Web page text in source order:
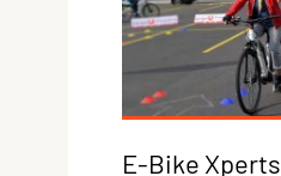
E-Bike Xperts